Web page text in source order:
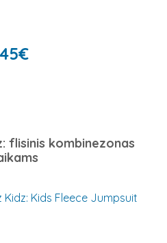
45€
flisinis kombinezonas